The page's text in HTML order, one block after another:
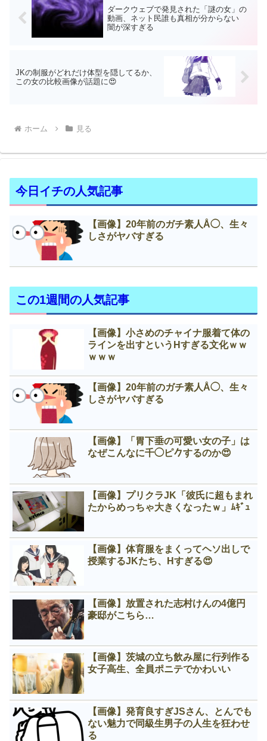
ダークウェブで発見された「謎の女」の
動画、ネット民誰も真相が分からない
闇が深すぎる
JKの制服がどれだけ体型を隠してるか、
この女の比較画像が話題に😍
ホーム 見る
今日イチの人気記事
【画像】20年前のガチ素人Å◯、生々
しさがヤバすぎる
この1週間の人気記事
【画像】小さめのチャイナ服着て体の
ラインを出すというНすぎる文化ｗｗ
ｗｗｗ
【画像】20年前のガチ素人Å◯、生々
しさがヤバすぎる
【画像】「胃下垂の可愛い女の子」は
なぜこんなに千◯ピ𠂊するのか😍
【画像】プリクラJK「彼氏に超もまれ
たからめっちゃ大きくなったｗ」ﾑｷﾞｭ
【画像】体育服をまくってヘソ出しで
授業するJKたち、Нすぎる😍
【画像】放置された志村けんの4億円
豪邸がこちら…
【画像】茨城の立ち飲み屋に行列作る
女子高生、全員ポニテでかわいい
【画像】発育良すぎJSさん、とんでも
ない魅力で同級生男子の人生を狂わせ
る